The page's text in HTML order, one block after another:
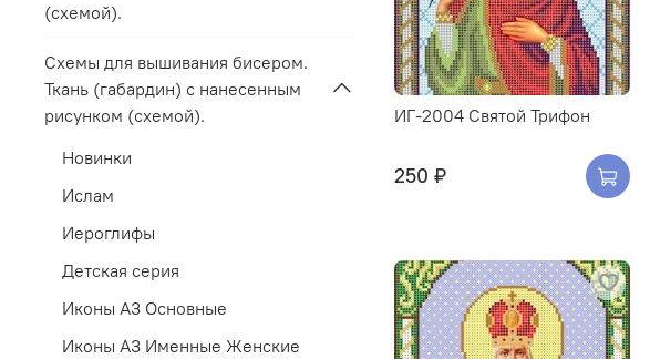
ИГ-2004 Святой Трифон
250 ₽
(схемой).
Схемы для вышивания бисером.
Ткань (габардин) с нанесенным
рисунком (схемой).
Новинки
Ислам
Иероглифы
Детская серия
Иконы А3 Основные
Иконы А3 Именные Женские